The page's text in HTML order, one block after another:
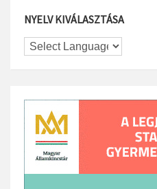
NYELV KIVÁLASZTÁSA